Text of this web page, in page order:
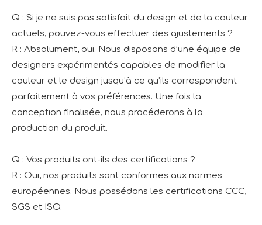
Q : Si je ne suis pas satisfait du design et de la couleur
actuels, pouvez-vous effectuer des ajustements ?
R : Absolument, oui. Nous disposons d’une équipe de
designers expérimentés capables de modifier la
couleur et le design jusqu’à ce qu’ils correspondent
parfaitement à vos préférences. Une fois la
conception finalisée, nous procéderons à la
production du produit.
Q : Vos produits ont-ils des certifications ?
R : Oui, nos produits sont conformes aux normes
européennes. Nous possédons les certifications CCC,
SGS et ISO.